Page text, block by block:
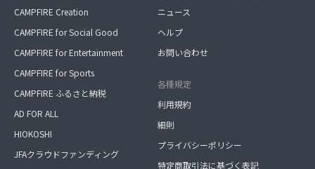
CAMPFIRE Creation
CAMPFIRE for Social Good
CAMPFIRE for Entertainment
CAMPFIRE for Sports
CAMPFIRE ふるさと納税
AD FOR ALL
HIOKOSHI
JFAクラウドファンディング
ニュース
ヘルプ
お問い合わせ
各種規定
利用規約
細則
プライバシーポリシー
特定商取引法に基づく表記